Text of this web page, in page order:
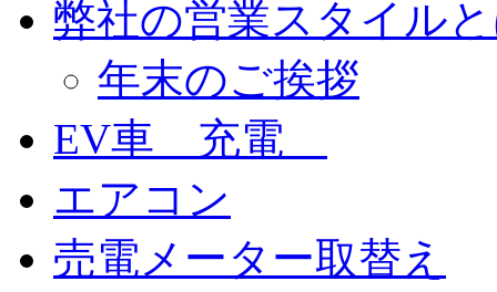
弊社の営業スタイル
年末のご挨拶
EV車 充電
エアコン
売電メーター取替え